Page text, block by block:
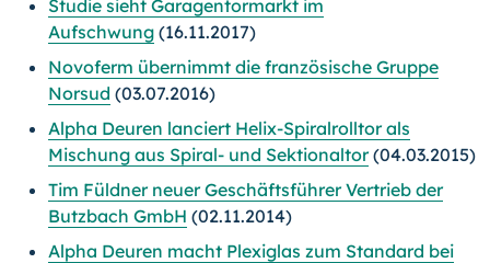
Studie sieht Garagentormarkt im
Aufschwung (16.11.2017)
Novoferm übernimmt die französische Gruppe
Norsud (03.07.2016)
Alpha Deuren lanciert Helix-Spiralrolltor als
Mischung aus Spiral- und Sektionaltor(04.03.2015)
Tim Füldner neuer Geschäftsführer Vertrieb der
Butzbach GmbH (02.11.2014)
Alpha Deuren macht Plexiglas zum Standard bei